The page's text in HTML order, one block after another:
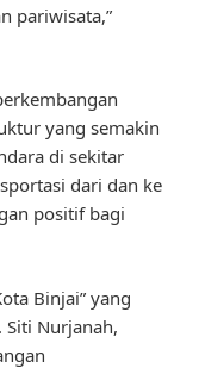
pariwisata,”
yang semakin
di sekitar
dari dan ke
positif bagi
Binjai” yang
Siti Nurjanah,